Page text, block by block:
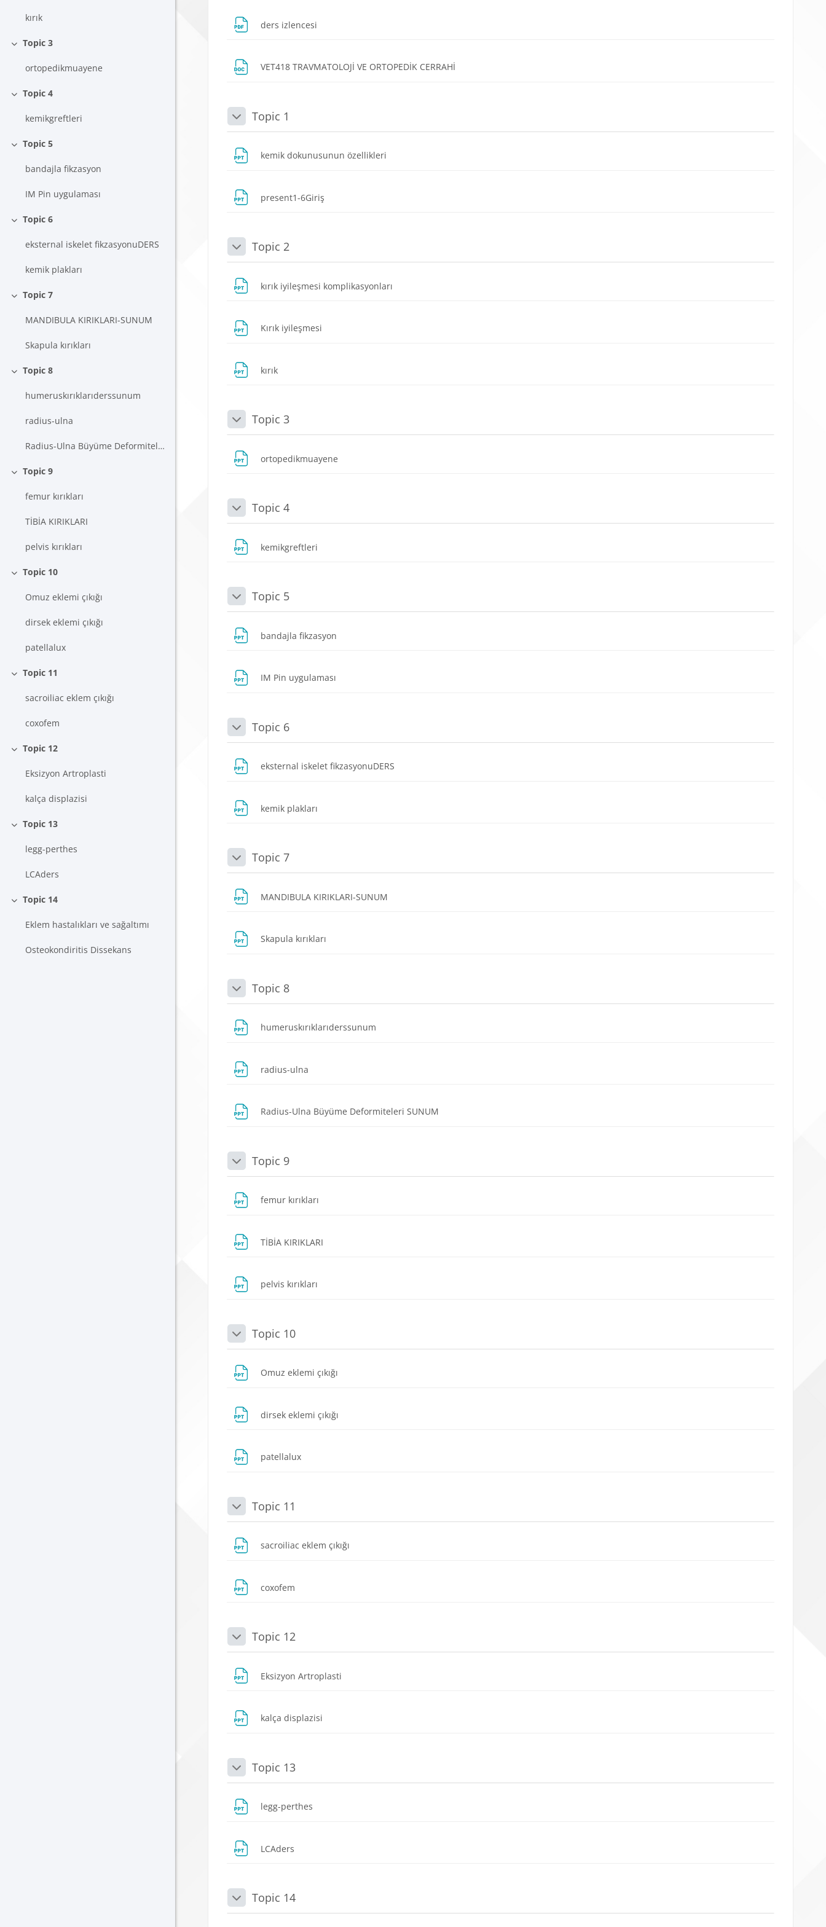
kırık
Daralt
Topic 3
ortopedikmuayene
Daralt
Topic 4
kemikgreftleri
Daralt
Topic 5
bandajla fikzasyon
IM Pin uygulaması
Daralt
Topic 6
eksternal iskelet fikzasyonuDERS
kemik plakları
Daralt
Topic 7
MANDIBULA KIRIKLARI-SUNUM
Skapula kırıkları
Daralt
Topic 8
humeruskırıklarıderssunum
radius-ulna
Radius-Ulna Büyüme Deformiteleri SUNUM
Daralt
Topic 9
femur kırıkları
TİBİA KIRIKLARI
pelvis kırıkları
Daralt
Topic 10
Omuz eklemi çıkığı
dirsek eklemi çıkığı
patellalux
Daralt
Topic 11
sacroiliac eklem çıkığı
coxofem
Daralt
Topic 12
Eksizyon Artroplasti
kalça displazisi
Daralt
Topic 13
legg-perthes
LCAders
Daralt
Topic 14
Eklem hastalıkları ve sağaltımı
Osteokondiritis Dissekans
ders izlencesi
VET418 TRAVMATOLOJİ VE ORTOPEDİK CERRAHİ
DaraltTopic 1
kemik dokunusunun özellikleri
present1-6Giriş
DaraltTopic 2
kırık iyileşmesi komplikasyonları
Kırık iyileşmesi
kırık
DaraltTopic 3
ortopedikmuayene
DaraltTopic 4
kemikgreftleri
DaraltTopic 5
bandajla fikzasyon
IM Pin uygulaması
DaraltTopic 6
eksternal iskelet fikzasyonuDERS
kemik plakları
DaraltTopic 7
MANDIBULA KIRIKLARI-SUNUM
Skapula kırıkları
DaraltTopic 8
humeruskırıklarıderssunum
radius-ulna
Radius-Ulna Büyüme Deformiteleri SUNUM
DaraltTopic 9
femur kırıkları
TİBİA KIRIKLARI
pelvis kırıkları
DaraltTopic 10
Omuz eklemi çıkığı
dirsek eklemi çıkığı
patellalux
DaraltTopic 11
sacroiliac eklem çıkığı
coxofem
DaraltTopic 12
Eksizyon Artroplasti
kalça displazisi
DaraltTopic 13
legg-perthes
LCAders
DaraltTopic 14